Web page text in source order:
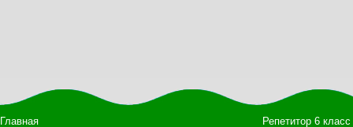
Главная Репетитор 6 класс